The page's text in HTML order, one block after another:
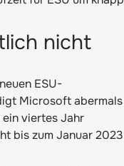
nicht
ESU-
Microsoft abermals
viertes Jahr
bis zum Januar 2023